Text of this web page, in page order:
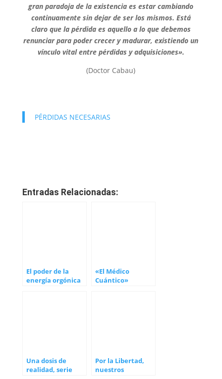
gran paradoja de la existencia es estar cambiando
continuamente sin dejar de ser los mismos. Está
claro que la pérdida es aquello a lo que debemos
renunciar para poder crecer y madurar, existiendo un
vínculo vital entre pérdidas y adquisiciones».
(Doctor Cabau)
PÉRDIDAS NECESARIAS
Entradas Relacionadas:
El poder de la
energía orgónica
«El Médico
Cuántico»
Una dosis de
realidad, serie
Por la Libertad,
nuestros